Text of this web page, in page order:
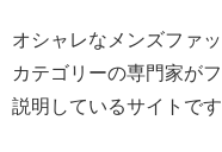
オシャレなメンズファ
カテゴリーの専門家が
説明しているサイトです